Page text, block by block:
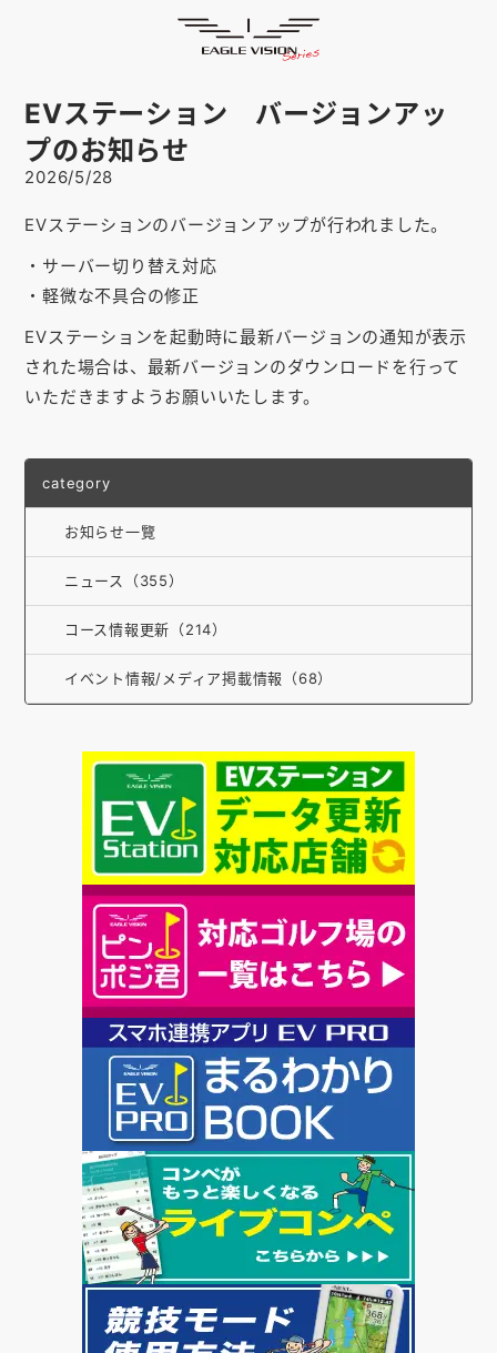
スマホアプリ SMARTPHONE
ピンポジ君
対応コースCOURSE
EVステーション
取扱い店舗 SHOP
サポート
お問い合わせ
ゴルフ場の方へ
公式オンラインショップ
お知らせ
EVステーション バージョンアッ
プのお知らせ
2026/5/28
EVステーションのバージョンアップが行われました。
・サーバー切り替え対応
・軽微な不具合の修正
EVステーションを起動時に最新バージョンの通知が表示
された場合は、最新バージョンのダウンロードを行って
いただきますようお願いいたします。
category
お知らせ一覽
ニュース（355）
コース情報更新（214）
イベント情報/メディア掲載情報（68）